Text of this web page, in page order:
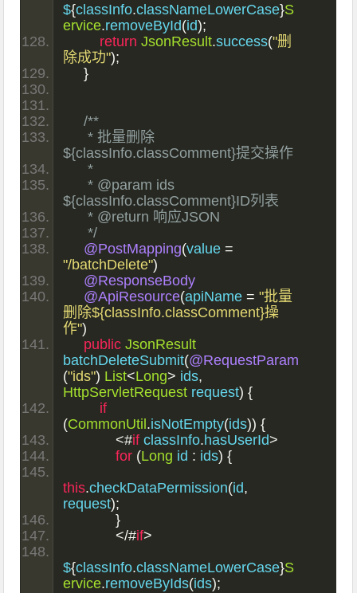
${classInfo.classNameLowerCase}S
ervice.removeById(id);
return JsonResult.success("删
除成功");
}
/**
     * 批量删除
${classInfo.classComment}提交操作
     *
     * @param ids
${classInfo.classComment}ID列表
     * @return 响应JSON
     */
@PostMapping(value =
"/batchDelete")
@ResponseBody
@ApiResource(apiName = "批量
删除${classInfo.classComment}操
作")
public JsonResult
batchDeleteSubmit(@RequestParam
("ids") List<Long> ids,
HttpServletRequest request) {
if
(CommonUtil.isNotEmpty(ids)) {
<#if classInfo.hasUserId>
for (Long id : ids) {
this.checkDataPermission(id,
request);
}
</#if>
${classInfo.classNameLowerCase}S
ervice.removeByIds(ids);